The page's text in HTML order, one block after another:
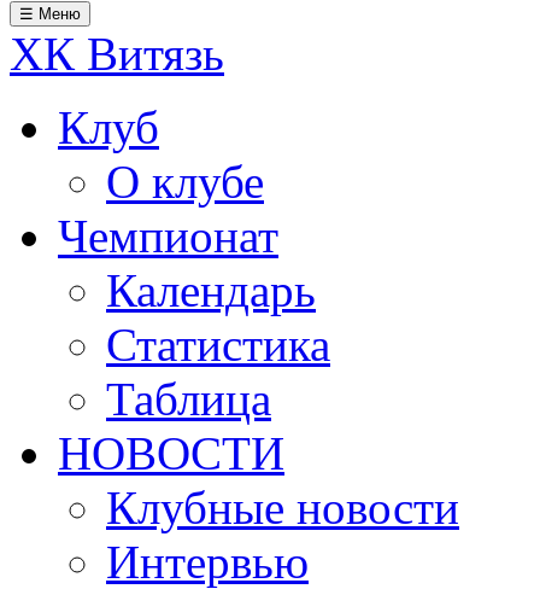
☰ Меню
ХК Витязь
Клуб
О клубе
Чемпионат
Календарь
Статистика
Таблица
НОВОСТИ
Клубные новости
Интервью